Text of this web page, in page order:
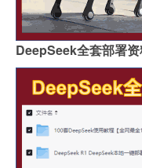
DeepSeek全套部署